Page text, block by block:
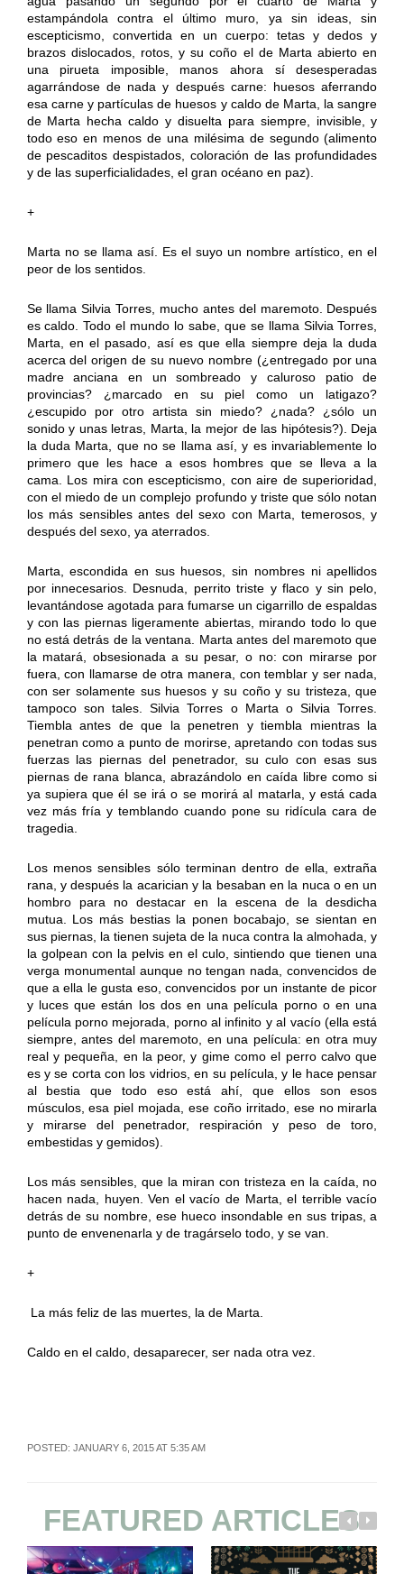
estampándola contra el último muro, ya sin ideas, sin
escepticismo, convertida en un cuerpo: tetas y dedos y
brazos dislocados, rotos, y su coño el de Marta abierto en
una pirueta imposible, manos ahora sí desesperadas
agarrándose de nada y después carne: huesos aferrando
esa carne y partículas de huesos y caldo de Marta, la sangre
de Marta hecha caldo y disuelta para siempre, invisible, y
todo eso en menos de una milésima de segundo (alimento
de pescaditos despistados, coloración de las profundidades
y de las superficialidades, el gran océano en paz).
+
Marta no se llama así. Es el suyo un nombre artístico, en el
peor de los sentidos.
Se llama Silvia Torres, mucho antes del maremoto. Después
es caldo. Todo el mundo lo sabe, que se llama Silvia Torres,
Marta, en el pasado, así es que ella siempre deja la duda
acerca del origen de su nuevo nombre (¿entregado por una
madre anciana en un sombreado y caluroso patio de
provincias? ¿marcado en su piel como un latigazo?
¿escupido por otro artista sin miedo? ¿nada? ¿sólo un
sonido y unas letras, Marta, la mejor de las hipótesis?). Deja
la duda Marta, que no se llama así, y es invariablemente lo
primero que les hace a esos hombres que se lleva a la
cama. Los mira con escepticismo, con aire de superioridad,
con el miedo de un complejo profundo y triste que sólo notan
los más sensibles antes del sexo con Marta, temerosos, y
después del sexo, ya aterrados.
Marta, escondida en sus huesos, sin nombres ni apellidos
por innecesarios. Desnuda, perrito triste y flaco y sin pelo,
levantándose agotada para fumarse un cigarrillo de espaldas
y con las piernas ligeramente abiertas, mirando todo lo que
no está detrás de la ventana. Marta antes del maremoto que
la matará, obsesionada a su pesar, o no: con mirarse por
fuera, con llamarse de otra manera, con temblar y ser nada,
con ser solamente sus huesos y su coño y su tristeza, que
tampoco son tales. Silvia Torres o Marta o Silvia Torres.
Tiembla antes de que la penetren y tiembla mientras la
penetran como a punto de morirse, apretando con todas sus
fuerzas las piernas del penetrador, su culo con esas sus
piernas de rana blanca, abrazándolo en caída libre como si
ya supiera que él se irá o se morirá al matarla, y está cada
vez más fría y temblando cuando pone su ridícula cara de
tragedia.
Los menos sensibles sólo terminan dentro de ella, extraña
rana, y después la acarician y la besaban en la nuca o en un
hombro para no destacar en la escena de la desdicha
mutua. Los más bestias la ponen bocabajo, se sientan en
sus piernas, la tienen sujeta de la nuca contra la almohada, y
la golpean con la pelvis en el culo, sintiendo que tienen una
verga monumental aunque no tengan nada, convencidos de
que a ella le gusta eso, convencidos por un instante de picor
y luces que están los dos en una película porno o en una
película porno mejorada, porno al infinito y al vacío (ella está
siempre, antes del maremoto, en una película: en otra muy
real y pequeña, en la peor, y gime como el perro calvo que
es y se corta con los vidrios, en su película, y le hace pensar
al bestia que todo eso está ahí, que ellos son esos
músculos, esa piel mojada, ese coño irritado, ese no mirarla
y mirarse del penetrador, respiración y peso de toro,
embestidas y gemidos).
Los más sensibles, que la miran con tristeza en la caída, no
hacen nada, huyen. Ven el vacío de Marta, el terrible vacío
detrás de su nombre, ese hueco insondable en sus tripas, a
punto de envenenarla y de tragárselo todo, y se van.
+
La más feliz de las muertes, la de Marta.
Caldo en el caldo, desaparecer, ser nada otra vez.
POSTED: JANUARY 6, 2015 AT 5:35 AM
FEATURED ARTICLES